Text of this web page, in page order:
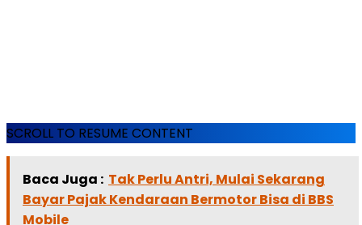
SCROLL TO RESUME CONTENT
Baca Juga : Tak Perlu Antri, Mulai Sekarang
Bayar Pajak Kendaraan Bermotor Bisa di BBS
Mobile